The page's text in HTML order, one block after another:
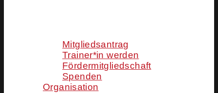
Mitgliedsantrag
Trainer*in werden
Fördermitgliedschaft
Spenden
Organisation